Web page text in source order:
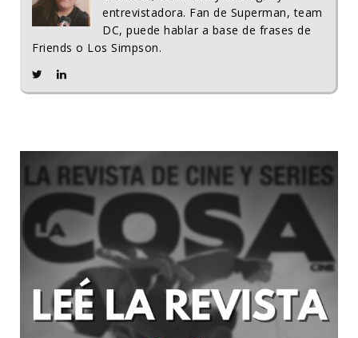
entrevistadora. Fan de Superman, team
DC, puede hablar a base de frases de
Friends o Los Simpson.